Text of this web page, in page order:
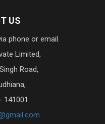
US
phone or email.
Limited,
Road,
141001